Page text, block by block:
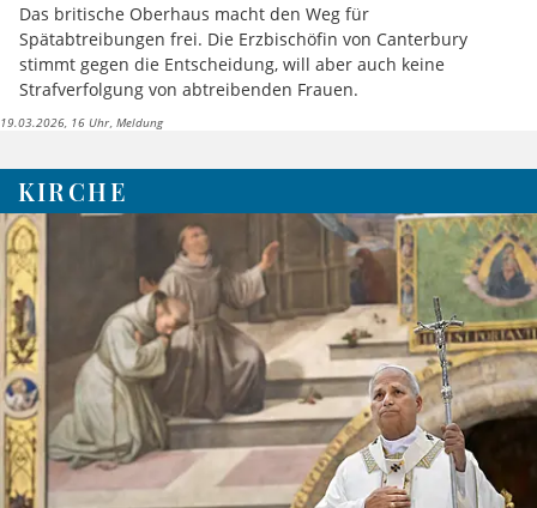
Das britische Oberhaus macht den Weg für
Spätabtreibungen frei. Die Erzbischöfin von Canterbury
stimmt gegen die Entscheidung, will aber auch keine
Strafverfolgung von abtreibenden Frauen.
19.03.2026, 16 Uhr Meldung
KIRCHE